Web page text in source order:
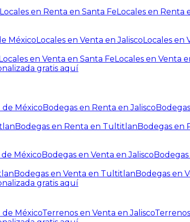
Locales en Renta en Santa FeLocales en Renta
MéxicoLocales en Venta en JaliscoLocales en
en Venta en Santa FeLocales en Venta
gratis aquí
MéxicoBodegas en Renta en Jalisco
Bodegas en Renta en TultitlanBodegas en
MéxicoBodegas en Venta en Jalisco
Bodegas en Venta en TultitlanBodegas en
gratis aquí
MéxicoTerrenos en Venta en Jalisco